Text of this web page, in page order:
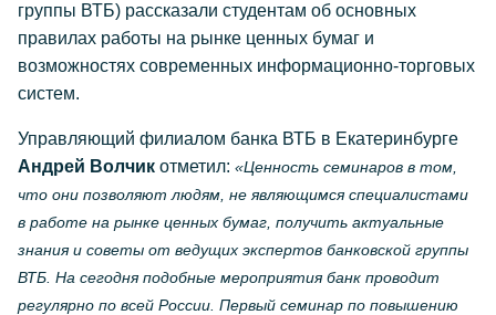
группы ВТБ) рассказали студентам об основных
правилах работы на рынке ценных бумаг и
возможностях современных информационно-торговых
систем.
Управляющий филиалом банка ВТБ в Екатеринбурге
Андрей Волчик отметил: «Ценность семинаров в том,
что они позволяют людям, не являющимся специалистами
в работе на рынке ценных бумаг, получить актуальные
знания и советы от ведущих экспертов банковской группы
ВТБ. На сегодня подобные мероприятия банк проводит
регулярно по всей России. Первый семинар по повышению